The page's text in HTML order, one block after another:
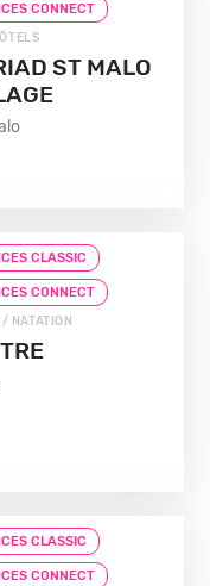
CONNECT
ST MALO
CLASSIC
CONNECT
NATATION
CLASSIC
CONNECT